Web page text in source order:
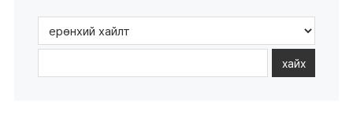
хайх